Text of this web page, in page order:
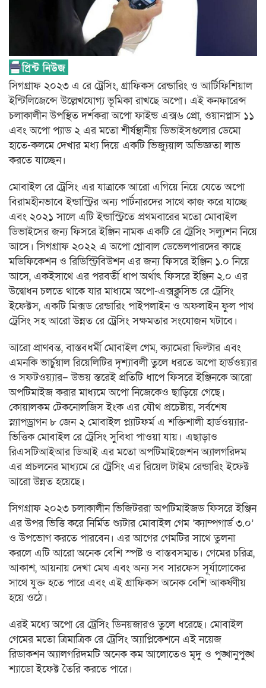
সিগগ্রাফ ২০২৩ এ রে ট্রেসিং, গ্রাফিকস রেন্ডারিং ও আর্টিফিশিয়াল
ইন্টিলিজেন্সে উল্লেখযোগ্য ভূমিকা রাখছে অপো। এই কনফারেন্স
চলাকালীন উপস্থিত দর্শকরা অপো ফাইন্ড এক্স৬ প্রো, ওয়ানপ্লাস ১১
এবং অপো প্যাড ২ এর মতো শীর্ষস্থানীয় ডিভাইসগুলোর ডেমো
হাতে-কলমে দেখার মধ্য দিয়ে একটি ভিজ্যুয়াল অভিজ্ঞতা লাভ
করতে যাচ্ছেন।
মোবাইল রে ট্রেসিং এর যাত্রাকে আরো এগিয়ে নিয়ে যেতে অপো
বিরামহীনভাবে ইন্ডাস্ট্রির অন্য পার্টনারদের সাথে কাজ করে যাচ্ছে
এবং ২০২১ সালে এটি ইন্ডাস্ট্রিতে প্রথমবারের মতো মোবাইল
ডিভাইসের জন্য ফিসরে ইঞ্জিন নামক একটি রে ট্রেসিং সল্যুশন নিয়ে
আসে। সিগগ্রাফ ২০২২ এ অপো গ্লোবাল ডেভেলপারদের কাছে
মডিফিকেশন ও রিডিস্ট্রিবিউশন এর জন্য ফিসরে ইঞ্জিন ১.০ নিয়ে
আসে, একইসাথে এর পরবর্তী ধাপ অর্থাৎ ফিসরে ইঞ্জিন ২.০ এর
উদ্বোধন চলতে থাকে যার মাধ্যমে অপো-এক্সক্লুসিভ রে ট্রেসিং
ইফেক্টস, একটি মিক্সড রেন্ডারিং পাইপলাইন ও অফলাইন ফুল পাথ
ট্রেসিং সহ আরো উন্নত রে ট্রেসিং সক্ষমতার সংযোজন ঘটাবে।
আরো প্রাণবন্ত, বাস্তবধর্মী মোবাইল গেম, ক্যামেরা ফিল্টার এবং
এমনকি ভার্চুয়াল রিয়েলিটির দৃশ্যাবলী তুলে ধরতে অপো হার্ডওয়্যার
ও সফটওয়্যার– উভয় স্তরেই প্রতিটি ধাপে ফিসরে ইঞ্জিনকে আরো
অপটিমাইজ করার মাধ্যমে অপো নিজেকেও ছাড়িয়ে গেছে।
কোয়ালকম টেকনোলজিস ইংক এর যৌথ প্রচেষ্টায়, সর্বশেষ
স্ন্যাপড্রাগন ৮ জেন ২ মোবাইল প্ল্যাটফর্ম এ শক্তিশালী হার্ডওয়্যার-
ভিত্তিক মোবাইল রে ট্রেসিং সুবিধা পাওয়া যায়। এছাড়াও
রিএসটিআইআর ডিআই এর মতো অপটিমাইজেশন অ্যালগরিদম
এর প্রচলনের মাধ্যমে রে ট্রেসিং এর রিয়েল টাইম রেন্ডারিং ইফেক্ট
আরো উন্নত হয়েছে।
সিগগ্রাফ ২০২৩ চলাকালীন ভিজিটররা অপটিমাইজড ফিসরে ইঞ্জিন
এর উপর ভিত্তি করে নির্মিত শ্যুটার মোবাইল গেম ‘ক্যাম্পগার্ড ৩.০’
ও উপভোগ করতে পারবেন। এর আগের গেমটির সাথে তুলনা
করলে এটি আরো অনেক বেশি স্পষ্ট ও বাস্তবসম্মত। গেমের চরিত্র,
আকাশ, আয়নায় দেখা মেঘ এবং অন্য সব সারফেস সূর্যালোকের
সাথে যুক্ত হতে পারে এবং এই গ্রাফিকস অনেক বেশি আকর্ষণীয়
হয়ে ওঠে।
এরই মধ্যে অপো রে ট্রেসিং ডিনয়জারও তুলে ধরেছে। মোবাইল
গেমের মতো ত্রিমাত্রিক রে ট্রেসিং অ্যাপ্লিকেশনে এই নয়েজ
রিডাকশন অ্যালগরিদমটি অনেক কম আলোতেও মৃদু ও পুঙ্খানুপুঙ্খ
শ্যাডো ইফেক্ট তৈরি করতে পারে।